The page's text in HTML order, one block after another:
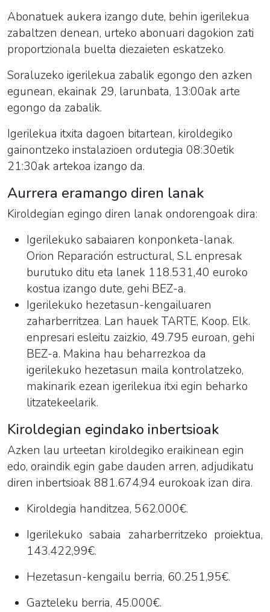
Abonatuek aukera izango dute, behin igerilekua
zabaltzen denean, urteko abonuari dagokion zati
proportzionala buelta diezaieten eskatzeko.
Soraluzeko igerilekua zabalik egongo den azken
egunean, ekainak 29, larunbata, 13:00ak arte
egongo da zabalik.
Igerilekua itxita dagoen bitartean, kiroldegiko
gainontzeko instalazioen ordutegia 08:30etik
21:30ak artekoa izango da.
Aurrera eramango diren lanak
Kiroldegian egingo diren lanak ondorengoak dira:
Igerilekuko sabaiaren konponketa-lanak.
Orion Reparación estructural, S.L enpresak
burutuko ditu eta lanek 118.531,40 euroko
kostua izango dute, gehi BEZ-a.
Igerilekuko hezetasun-kengailuaren
zaharberritzea. Lan hauek TARTE, Koop. Elk.
enpresari esleitu zaizkio, 49.795 euroan, gehi
BEZ-a. Makina hau beharrezkoa da
igerilekuko hezetasun maila kontrolatzeko,
makinarik ezean igerilekua itxi egin beharko
litzatekeelarik.
Kiroldegian egindako inbertsioak
Azken lau urteetan kiroldegiko eraikinean egin
edo, oraindik egin gabe dauden arren, adjudikatu
diren inbertsioak 881.674,94 eurokoak izan dira.
Kiroldegia handitzea, 562.000€.
Igerilekuko sabaia zaharberritzeko proiektua,
143.422,99€.
Hezetasun-kengailu berria, 60.251,95€.
Gazteleku berria, 45.000€.